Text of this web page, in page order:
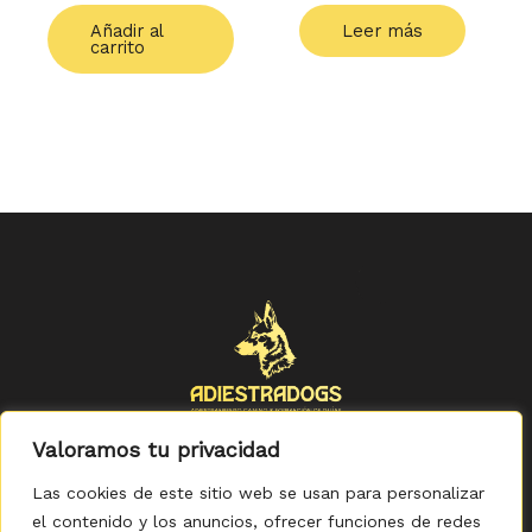
Valoramos tu privacidad
Las cookies de este sitio web se usan para personalizar
el contenido y los anuncios, ofrecer funciones de redes
Añadir al
carrito
Leer más